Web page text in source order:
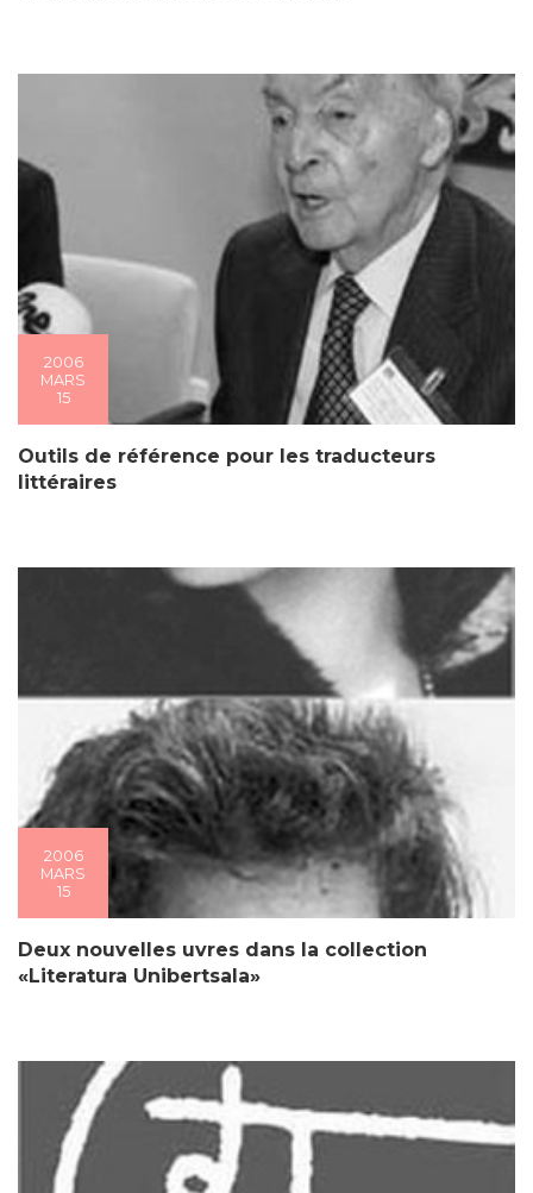
2006
MARS
15
Outils de référence pour les traducteurs
littéraires
2006
MARS
15
Deux nouvelles uvres dans la collection
«Literatura Unibertsala»